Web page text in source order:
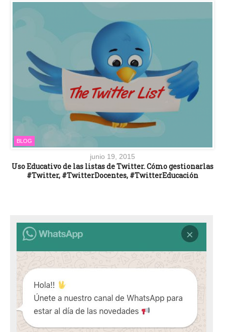
BLOG
junio 19, 2015
Uso Educativo de las listas de Twitter. Cómo gestionarlas
#Twitter, #TwitterDocentes, #TwitterEducación